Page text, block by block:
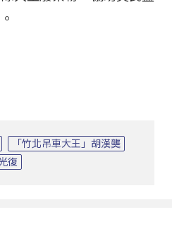
「竹北吊車大王」胡漢龑
復